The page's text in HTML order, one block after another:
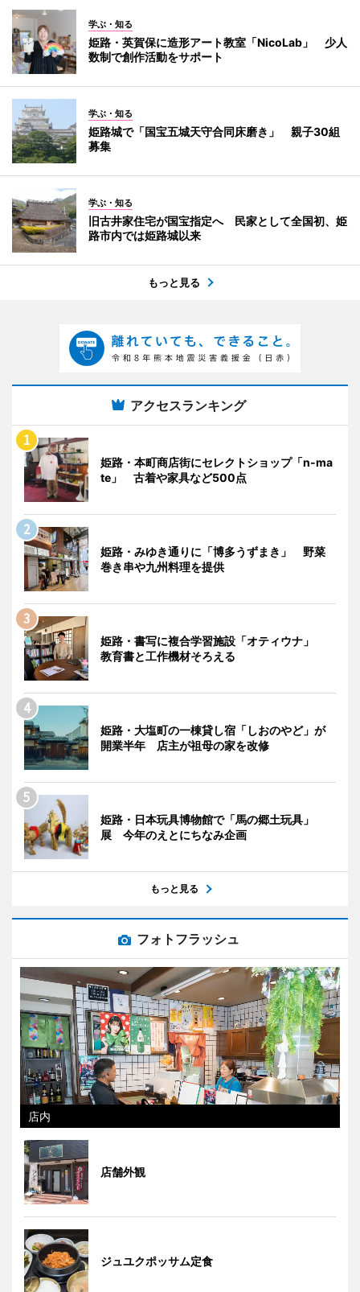
学ぶ・知る
姫路・英賀保に造形アート教室「NicoLab」 少人
数制で創作活動をサポート
学ぶ・知る
姫路城で「国宝五城天守合同床磨き」 親子30組
募集
学ぶ・知る
旧古井家住宅が国宝指定へ 民家として全国初、姫
路市内では姫路城以来
もっと見る
アクセスランキング
姫路・本町商店街にセレクトショップ「n-ma
te」 古着や家具など500点
姫路・みゆき通りに「博多うずまき」 野菜
巻き串や九州料理を提供
姫路・書写に複合学習施設「オティウナ」
教育書と工作機材そろえる
姫路・大塩町の一棟貸し宿「しおのやど」が
開業半年 店主が祖母の家を改修
姫路・日本玩具博物館で「馬の郷土玩具」
展 今年のえとにちなみ企画
もっと見る
フォトフラッシュ
店内
店舗外観
ジュユクポッサム定食